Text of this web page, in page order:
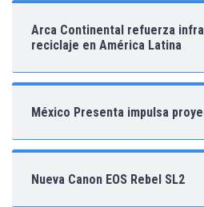
Arca Continental refuerza
reciclaje en América Latina
México Presenta impulsa
Nueva Canon EOS Rebel SL2